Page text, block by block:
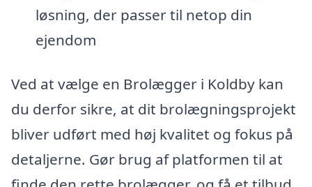
løsning, der passer til netop din
ejendom
Ved at vælge en Brolægger i Koldby kan
du derfor sikre, at dit brolægningsprojekt
bliver udført med høj kvalitet og fokus på
detaljerne. Gør brug af platformen til at